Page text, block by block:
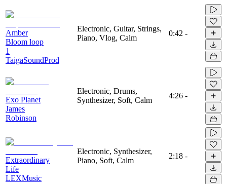
Amber
Bloom loop
1
TaigaSoundProd
Electronic, Guitar, Strings,
Piano, Vlog, Calm
0:42 -
Exo Planet
James
Robinson
Electronic, Drums,
Synthesizer, Soft, Calm
4:26 -
Extraordinary
Life
LEXMusic
Electronic, Synthesizer,
Piano, Soft, Calm
2:18 -